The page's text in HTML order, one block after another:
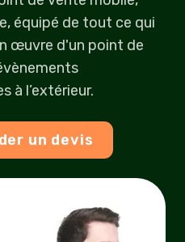
équipé de tout ce qui
œuvre d'un point de
à l’extérieur.
un devis